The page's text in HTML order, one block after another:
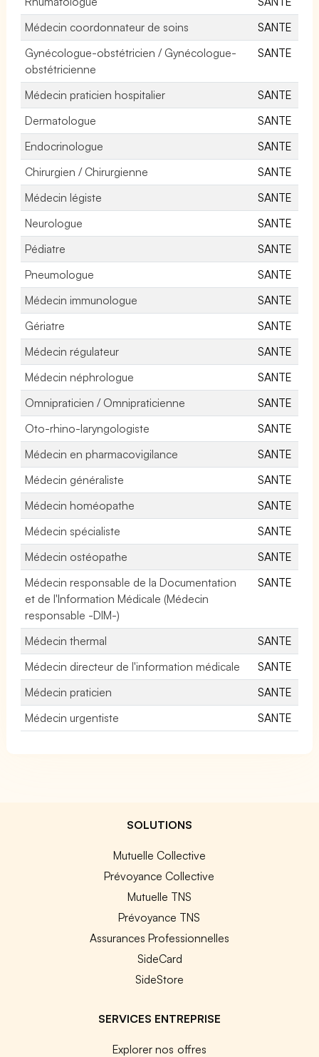
Médecin coordonnateur de soins
SANTE
Gynécologue-obstétricien / Gynécologue-
obstétricienne
SANTE
Médecin praticien hospitalier
SANTE
Dermatologue
SANTE
Endocrinologue
SANTE
Chirurgien / Chirurgienne
SANTE
Médecin légiste
SANTE
Neurologue
SANTE
Pédiatre
SANTE
Pneumologue
SANTE
Médecin immunologue
SANTE
Gériatre
SANTE
Médecin régulateur
SANTE
Médecin néphrologue
SANTE
Omnipraticien / Omnipraticienne
SANTE
Oto-rhino-laryngologiste
SANTE
Médecin en pharmacovigilance
SANTE
Médecin généraliste
SANTE
Médecin homéopathe
SANTE
Médecin spécialiste
SANTE
Médecin ostéopathe
SANTE
Médecin responsable de la Documentation
et de l'Information Médicale (Médecin
responsable -DIM-)
SANTE
Médecin thermal
SANTE
Médecin directeur de l'information médicale
SANTE
Médecin praticien
SANTE
Médecin urgentiste
SANTE
SOLUTIONS
Mutuelle Collective
Prévoyance Collective
Mutuelle TNS
Prévoyance TNS
Assurances Professionnelles
SideCard
SideStore
SERVICES ENTREPRISE
Explorer nos offres